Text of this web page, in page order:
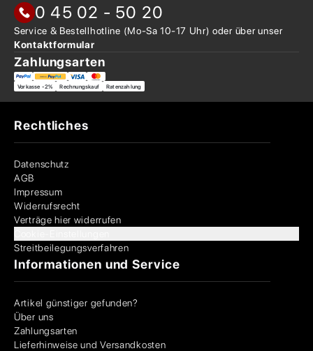
0 45 02 - 50 20
Service & Bestellhotline (Mo-Sa 10-17 Uhr) oder überunser
Kontaktformular
Zahlungsarten
Vorkasse -2% Rechnungskauf Ratenzahlung
Rechtliches
Datenschutz
AGB
Impressum
Widerrufsrecht
Verträge hier widerrufen
Streitbeilegungsverfahren
Informationen und Service
Artikel günstiger gefunden?
Über uns
Zahlungsarten
Lieferhinweise und Versandkosten